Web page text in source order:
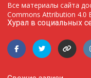
Все материалы сайта
Commons Attribution 4.0
Хурал в социальных